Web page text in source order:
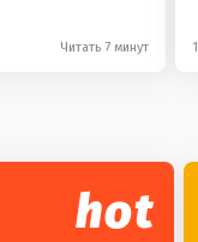
Читать 7 минут
hot